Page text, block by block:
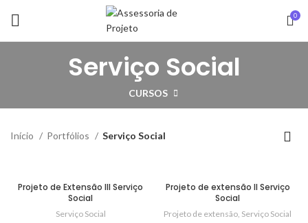
0
Serviço Social
CURSOS
Início Portfólios Serviço Social
Projeto de Extensão III Serviço
Social
Serviço Social
Projeto de extensão II Serviço
Social
Projeto de extensão, Serviço Social